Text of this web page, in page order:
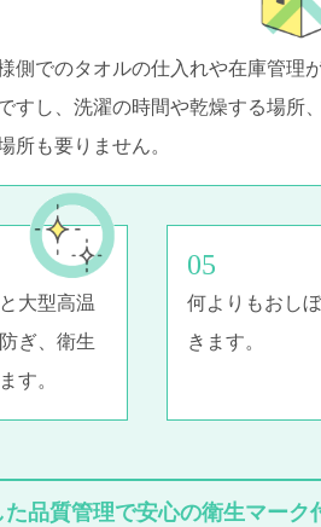
側でのタオルの仕入れや在庫管理
すし、洗濯の時間や乾燥する場所、
所も要りません。
大型高温
ぎ、衛生
す。
何よりもおし
きます。
た品質管理で安心の衛生マーク